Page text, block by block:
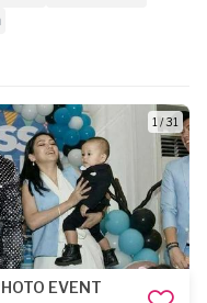
1 / 31
EVENT